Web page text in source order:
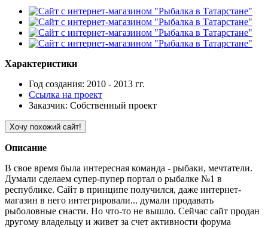
Характеристики
Год создания: 2010 - 2013 гг.
Ссылка на проект
Заказчик: Собственный проект
Хочу похожий сайт!
Описание
В свое время была интересная команда - рыбаки, мечтатели.
Думали сделаем супер-пупер портал о рыбалке №1 в
республике. Сайт в принципе получился, даже интернет-
магазин в него интегрировали... думали продавать
рыболовные снасти. Но что-то не вышло. Сейчас сайт продан
другому владельцу и живет за счет активности форума